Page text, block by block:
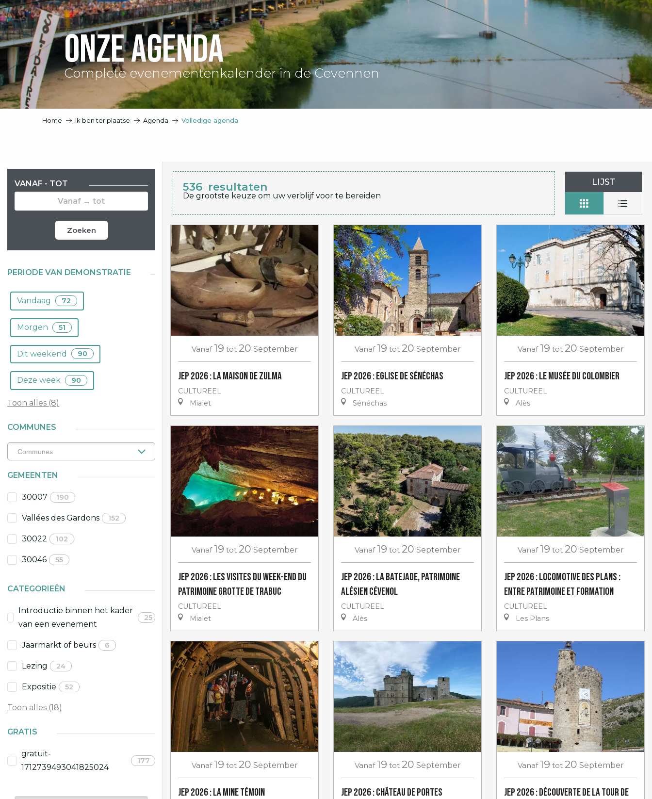
Onze agenda
Complete evenementenkalender in de Cevennen
Home Ik ben ter plaatse Agenda Volledige agenda
VANAF - TOT
Zoeken
PERIODE VAN DEMONSTRATIE
Vandaag 72
Morgen 51
Dit weekend 90
Deze week 90
Toon alles (8)
COMMUNES
GEMEENTEN
30007 190
Vallées des Gardons 152
30022 102
30046 55
CATEGORIEËN
Introductie binnen het kader
van een evenement
25
Jaarmarkt of beurs 6
Lezing 24
Expositie 52
Toon alles (18)
GRATIS
gratuit-
1712739493041825024
177
536 resultaten
De grootste keuze om uw verblijf voor te bereiden
LIJST
Vanaf 19 tot 20 September
JEP 2026 : La Maison de Zulma
CULTUREEL
Mialet
Vanaf 19 tot 20 September
JEP 2026 : Eglise de Sénéchas
CULTUREEL
Sénéchas
Vanaf 19 tot 20 September
JEP 2026 : Le Musée du Colombier
CULTUREEL
Alès
Vanaf 19 tot 20 September
JEP 2026 : Les visites du week-end du
patrimoine Grotte de TRABUC
CULTUREEL
Mialet
Vanaf 19 tot 20 September
JEP 2026 : La Batejade, patrimoine
alésien cévenol
CULTUREEL
Alès
Vanaf 19 tot 20 September
JEP 2026 : Locomotive des Plans :
entre Patrimoine et Formation
CULTUREEL
Les Plans
Vanaf 19 tot 20 September
JEP 2026 : La Mine Témoin
Vanaf 19 tot 20 September
JEP 2026 : Château de Portes
Vanaf 19 tot 20 September
JEP 2026 : Découverte de la Tour de